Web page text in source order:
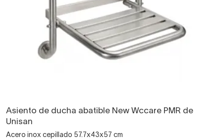
Asiento de ducha abatible New Wccare PMR de
Unisan
Acero inox cepillado 57.7x43x57 cm